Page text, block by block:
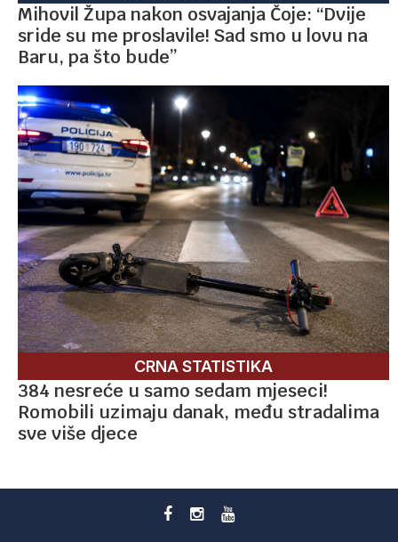
Mihovil Župa nakon osvajanja Čoje: “Dvije
sride su me proslavile! Sad smo u lovu na
Baru, pa što bude”
CRNA STATISTIKA
384 nesreće u samo sedam mjeseci!
Romobili uzimaju danak, među stradalima
sve više djece